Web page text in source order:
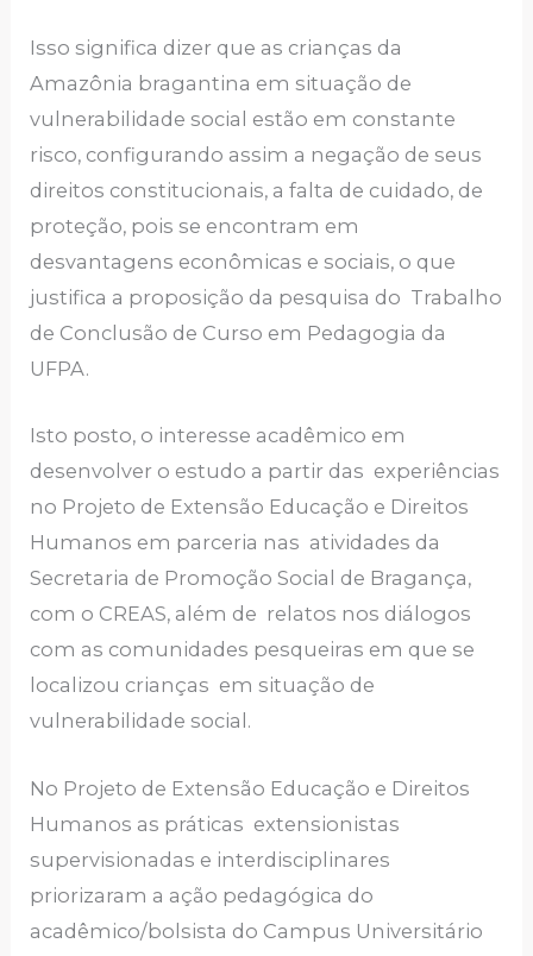
Isso significa dizer que as crianças da
Amazônia bragantina em situação de
vulnerabilidade social estão em constante
risco, configurando assim a negação de seus
direitos constitucionais, a falta de cuidado, de
proteção, pois se encontram em
desvantagens econômicas e sociais, o que
justifica a proposição da pesquisa do Trabalho
de Conclusão de Curso em Pedagogia da
UFPA.
Isto posto, o interesse acadêmico em
desenvolver o estudo a partir das experiências
no Projeto de Extensão Educação e Direitos
Humanos em parceria nas atividades da
Secretaria de Promoção Social de Bragança,
com o CREAS, além de relatos nos diálogos
com as comunidades pesqueiras em que se
localizou crianças em situação de
vulnerabilidade social.
No Projeto de Extensão Educação e Direitos
Humanos as práticas extensionistas
supervisionadas e interdisciplinares
priorizaram a ação pedagógica do
acadêmico/bolsista do Campus Universitário